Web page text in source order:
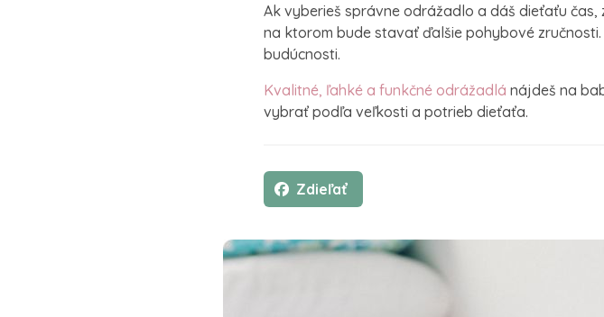
Ak vyberieš správne odrážadlo a dáš dieťaťu čas,
na ktorom bude stavať ďalšie pohybové
budúcnosti.
Kvalitné, ľahké a funkčné odrážadlá nájdeš na
vybrať podľa veľkosti a potrieb dieťaťa.
Zdieľať